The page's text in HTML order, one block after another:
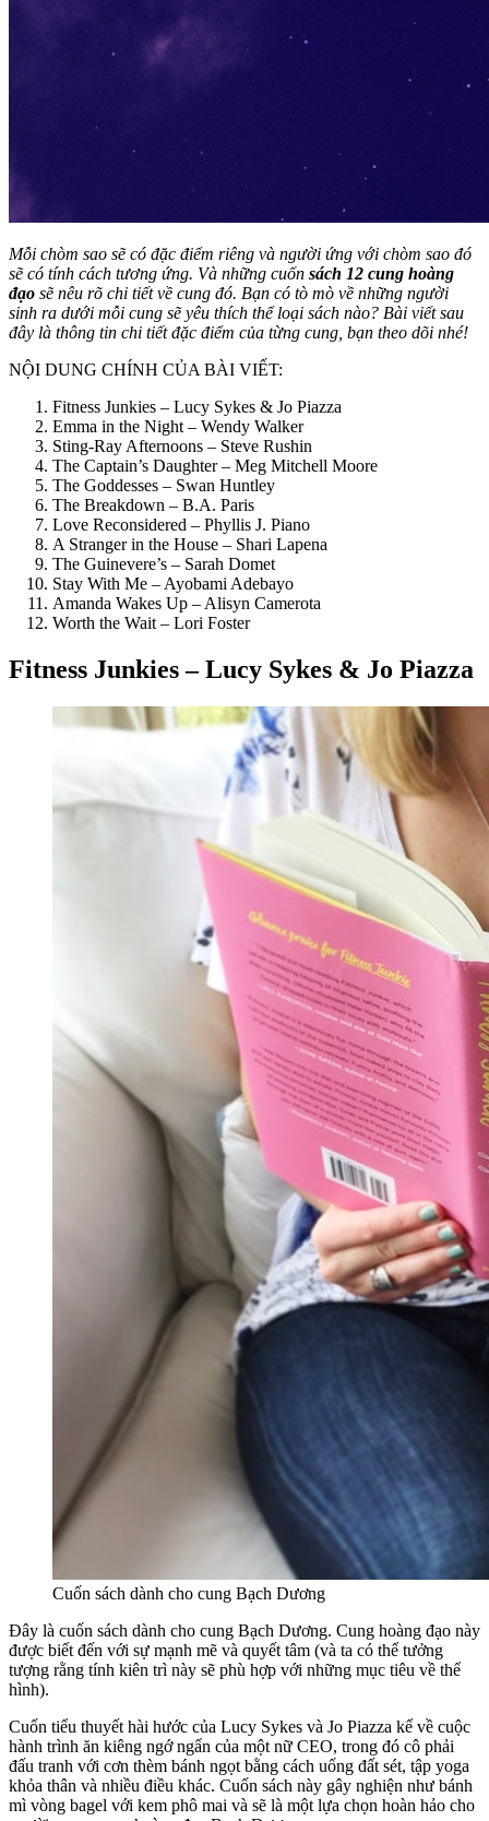
Mỗi chòm sao sẽ có đặc điểm riêng và người ứng với chòm sao đó
sẽ có tính cách tương ứng. Và những cuốn sách 12 cung hoàng
đạo sẽ nêu rõ chi tiết về cung đó. Bạn có tò mò về những người
sinh ra dưới mỗi cung sẽ yêu thích thể loại sách nào? Bài viết sau
đây là thông tin chi tiết đặc điểm của từng cung, bạn theo dõi nhé!
NỘI DUNG CHÍNH CỦA BÀI VIẾT:
Fitness Junkies – Lucy Sykes & Jo Piazza
Emma in the Night – Wendy Walker
Sting-Ray Afternoons – Steve Rushin
The Captain’s Daughter – Meg Mitchell Moore
The Goddesses – Swan Huntley
The Breakdown – B.A. Paris
Love Reconsidered – Phyllis J. Piano
A Stranger in the House – Shari Lapena
The Guinevere’s – Sarah Domet
Stay With Me – Ayobami Adebayo
Amanda Wakes Up – Alisyn Camerota
Worth the Wait – Lori Foster
Fitness Junkies – Lucy Sykes & Jo Piazza
Cuốn sách dành cho cung Bạch Dương
Đây là cuốn sách dành cho cung Bạch Dương. Cung hoàng đạo này
được biết đến với sự mạnh mẽ và quyết tâm (và ta có thể tưởng
tượng rằng tính kiên trì này sẽ phù hợp với những mục tiêu về thể
hình).
Cuốn tiểu thuyết hài hước của Lucy Sykes và Jo Piazza kể về cuộc
hành trình ăn kiêng ngớ ngẩn của một nữ CEO, trong đó cô phải
đấu tranh với cơn thèm bánh ngọt bằng cách uống đất sét, tập yoga
khỏa thân và nhiều điều khác. Cuốn sách này gây nghiện như bánh
mì vòng bagel với kem phô mai và sẽ là một lựa chọn hoàn hảo cho